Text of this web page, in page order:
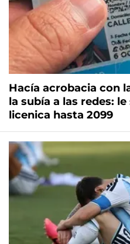
Hacía acrobacia con
la subía a las redes:
licenica hasta 2099